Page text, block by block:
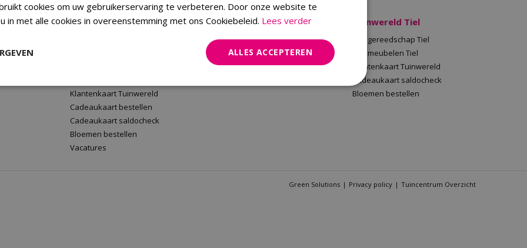
Tuinwereld Wijchen
Klantenkaart Tuinwereld
Cadeaukaart bestellen
Cadeaukaart saldocheck
Bloemen bestellen
Vacatures
Tuinwereld Malden
Planten Malden
Klantenkaart Tuinwereld
Cadeaukaart saldocheck
Tuinwereld Tiel
Tuingereedschap Tiel
Tuinmeubelen Tiel
Klantenkaart Tuinwereld
Cadeaukaart saldocheck
Bloemen bestellen
Green Solutions Privacy policy Tuincentrum Overzicht
cookies om uw gebruikerservaring te verbeteren. Door onze website te
in met alle cookies in overeenstemming met ons Cookiebeleid. Lees verder
ALLES ACCEPTEREN